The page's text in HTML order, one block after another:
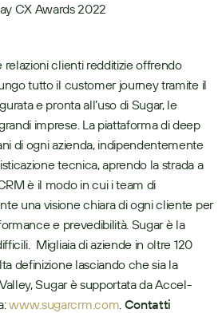
CX Awards 2022
tutto il customer journey tramite il
e pronta all’uso di Sugar, le
imprese. La piattaforma di deep
di ogni azienda, indipendentemente
tecnica, aprendo la strada a
è il modo in cui i team di
una visione chiara di ogni cliente per
e prevedibilità. Sugar è la
Migliaia di aziende in oltre 120
definizione lasciando che sia la
Sugar è supportata da Accel-
www.sugarcrm.com. Contatti